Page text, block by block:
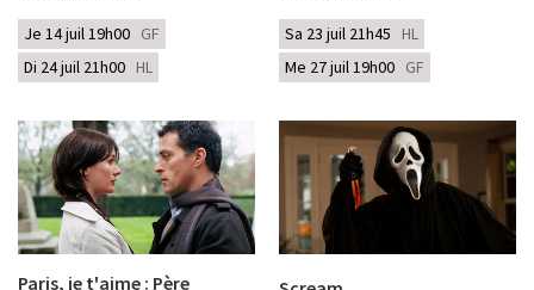
Je 14 juil 19h00 GF
Di 24 juil 21h00 HL
Sa 23 juil 21h45 HL
Me 27 juil 19h00 GF
Paris, je t'aime : Père